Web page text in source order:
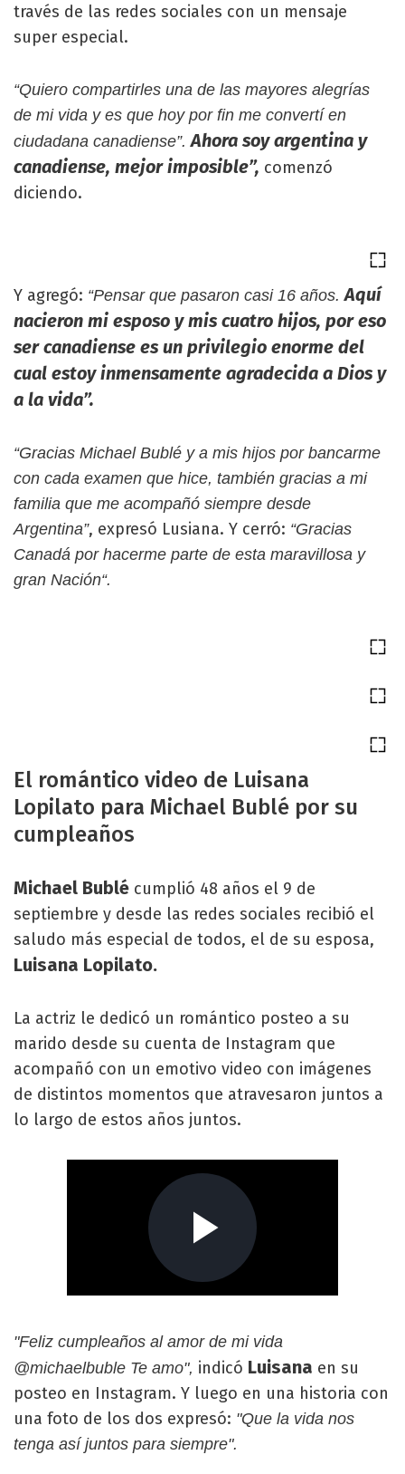
través de las redes sociales con un mensaje
super especial.
“Quiero compartirles una de las mayores alegrías
de mi vida y es que hoy por fin me convertí en
ciudadana canadiense”.Ahora soy argentina y
canadiense, mejor imposible”, comenzó
diciendo.
Y agregó: “Pensar que pasaron casi 16 años.Aquí
nacieron mi esposo y mis cuatro hijos, por eso
ser canadiense es un privilegio enorme del
cual estoy inmensamente agradecida a Dios y
a la vida”.
“Gracias Michael Bublé y a mis hijos por bancarme
con cada examen que hice, también gracias a mi
familia que me acompañó siempre desde
Argentina”, expresó Lusiana. Y cerró: “Gracias
Canadá por hacerme parte de esta maravillosa y
gran Nación“.
El romántico video de Luisana
Lopilato para Michael Bublé por su
cumpleaños
Michael Bublé cumplió 48 años el 9 de
septiembre y desde las redes sociales recibió el
saludo más especial de todos, el de su esposa,
Luisana Lopilato.
La actriz le dedicó un romántico posteo a su
marido desde su cuenta de Instagram que
acompañó con un emotivo video con imágenes
de distintos momentos que atravesaron juntos a
lo largo de estos años juntos.
"Feliz cumpleaños al amor de mi vida
@michaelbuble Te amo", indicó Luisana en su
posteo en Instagram. Y luego en una historia con
una foto de los dos expresó: "Que la vida nos
tenga así juntos para siempre".